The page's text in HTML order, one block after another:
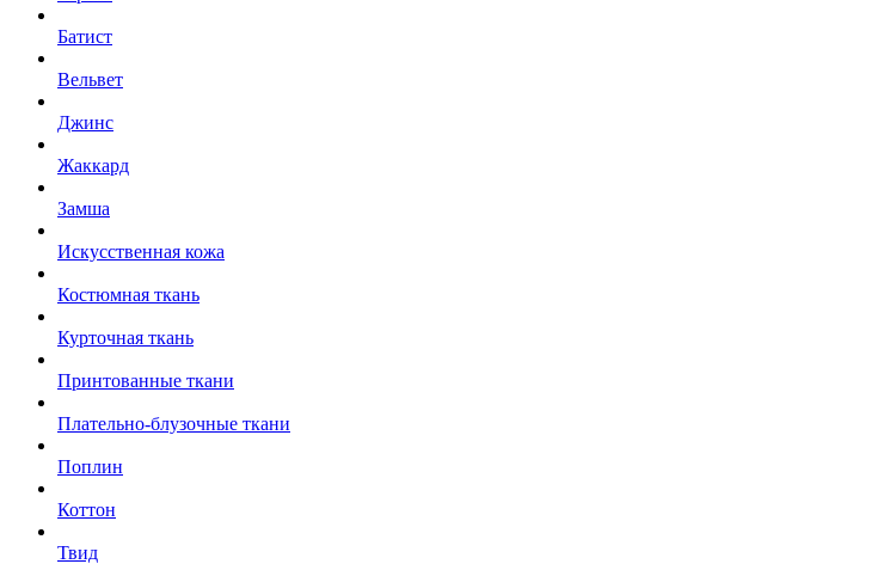
Батист
Вельвет
Джинс
Жаккард
Замша
Искусственная кожа
Костюмная ткань
Курточная ткань
Принтованные ткани
Плательно-блузочные ткани
Поплин
Коттон
Твид